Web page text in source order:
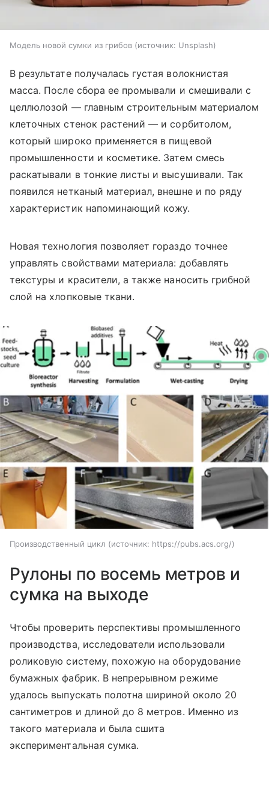
Модель новой сумки из грибов источник: Unsplash
В результате получалась густая волокнистая
масса. После сбора ее промывали и смешивали с
целлюлозой — главным строительным материалом
клеточных стенок растений — и сорбитолом,
который широко применяется в пищевой
промышленности и косметике. Затем смесь
раскатывали в тонкие листы и высушивали. Так
появился нетканый материал, внешне и по ряду
характеристик напоминающий кожу.
Новая технология позволяет гораздо точнее
управлять свойствами материала: добавлять
текстуры и красители, а также наносить грибной
слой на хлопковые ткани.
Производственный цикл источник: https://pubs.acs.org/
Рулоны по восемь метров и
сумка на выходе
Чтобы проверить перспективы промышленного
производства, исследователи использовали
роликовую систему, похожую на оборудование
бумажных фабрик. В непрерывном режиме
удалось выпускать полотна шириной около 20
сантиметров и длиной до 8 метров. Именно из
такого материала и была сшита
экспериментальная сумка.